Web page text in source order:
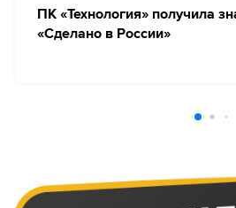
ПК «Технология» получила
«Сделано в России»